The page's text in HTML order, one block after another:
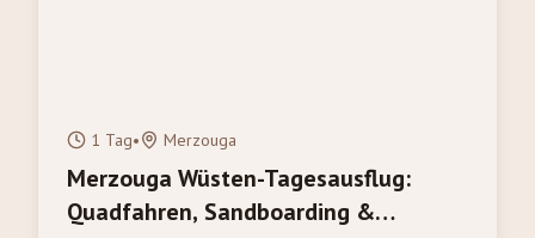
1 Tag• Merzouga
Merzouga Wüsten-Tagesausflug:
Quadfahren, Sandboarding &